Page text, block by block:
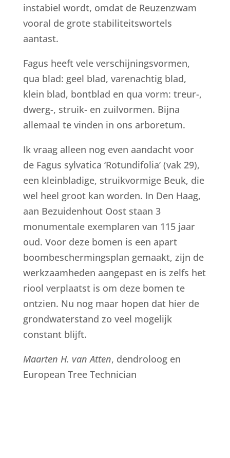
instabiel wordt, omdat de Reuzenzwam
vooral de grote stabiliteitswortels
aantast.
Fagus heeft vele verschijningsvormen,
qua blad: geel blad, varenachtig blad,
klein blad, bontblad en qua vorm: treur-,
dwerg-, struik- en zuilvormen. Bijna
allemaal te vinden in ons arboretum.
Ik vraag alleen nog even aandacht voor
de Fagus sylvatica ‘Rotundifolia’ (vak 29),
een kleinbladige, struikvormige Beuk, die
wel heel groot kan worden. In Den Haag,
aan Bezuidenhout Oost staan 3
monumentale exemplaren van 115 jaar
oud. Voor deze bomen is een apart
boombeschermingsplan gemaakt, zijn de
werkzaamheden aangepast en is zelfs het
riool verplaatst is om deze bomen te
ontzien. Nu nog maar hopen dat hier de
grondwaterstand zo veel mogelijk
constant blijft.
Maarten H. van Atten, dendroloog en
European Tree Technician